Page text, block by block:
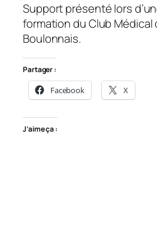
Support présenté lors
formation du Club Médical
Boulonnais.
Partager :
Facebook X
J’aime ça :